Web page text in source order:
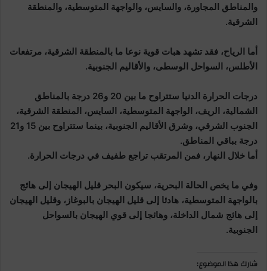
والمناطق المجاورة، والسايس، والواجهة المتوسطية، والمنطقة
الشرقية.
أما الرياح، فقد تشهد هبات قوية نوعا ما بالمنطقة الشرقية، مرتفعات
الأطلس، السواحل الوسطى، والأقاليم الجنوبية.
درجات الحرارة الدنيا ستتراوح ما بين 20 و26 درجة بالمناطق
الشمالية، الريف، الواجهة المتوسطية، السايس، المنطقة الشرقية،
الجنوب الشرقي، وشرق الأقاليم الجنوبية، بينما ستتراوح بين 15 و21
درجة بباقي المناطق.
أما خلال النهار، فمن المرتقب تراجع طفيف في درجات الحرارة.
وفي ما يخص الحالة البحرية، سيكون البحر قليل الهيجان إلى هائج
بالواجهة المتوسطية، هادئا إلى قليل الهيجان بالبوغاز، وقليل الهيجان
إلى هائج شمال الداخلة، وهائجا إلى قوي الهيجان بالسواحل
الجنوبية.
شارك هذا الموضوع: